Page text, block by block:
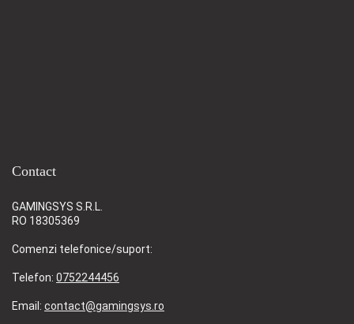
Contact
GAMINGSYS S.R.L.
RO 18305369
Comenzi telefonice/suport:
Telefon: 0752244456
Email: contact@gamingsys.ro